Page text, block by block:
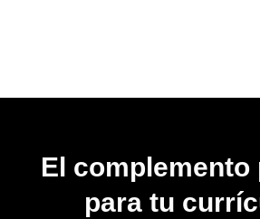
El complemento
para tu